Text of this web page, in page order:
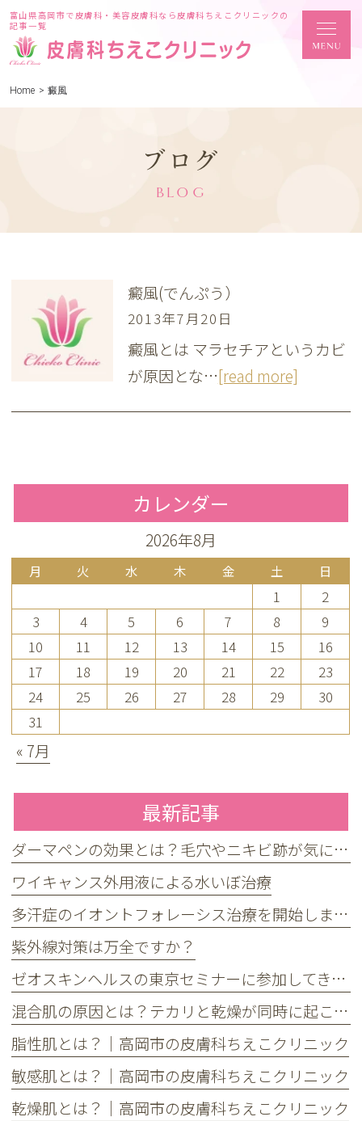
富山県高岡市で皮膚科・美容皮膚科なら皮膚科ちえこクリニックの
記事一覧
Home > 癜風
ブログ
BLOG
癜風(でんぷう）
2013年7月20日
癜風とは マラセチアというカビ
が原因とな…[read more]
カレンダー
2026年8月
月 火 水 木 金 土 日
1
2
3
4 5 6 7 8
9
10
11 12 13 14 15
16
17
18 19 20 21 22
23
24
25 26 27 28 29
30
31
« 7月
最新記事
ダーマペンの効果とは？毛穴やニキビ跡が気になる方へ
ワイキャンス外用液による水いぼ治療
多汗症のイオントフォレーシス治療を開始しました
紫外線対策は万全ですか？
ゼオスキンヘルスの東京セミナーに参加してきました
混合肌の原因とは？テカリと乾燥が同時に起こる理由とケア方法
脂性肌とは？｜高岡市の皮膚科ちえこクリニック
敏感肌とは？｜高岡市の皮膚科ちえこクリニック
乾燥肌とは？｜高岡市の皮膚科ちえこクリニック